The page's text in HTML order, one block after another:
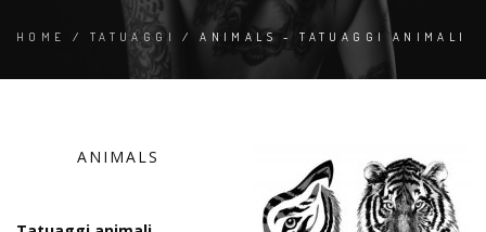
HOME / TATUAGGI / ANIMALS - TATUAGGI ANIMALI
ANIMALS